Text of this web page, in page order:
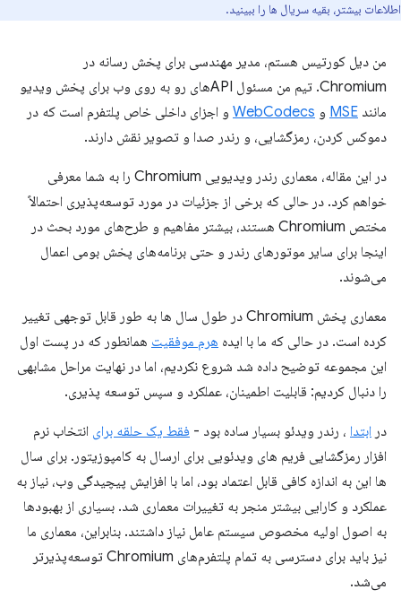
اطلاعات بیشتر، بقیه سریال ها را ببینید.
من دیل کورتیس هستم، مدیر مهندسی برای پخش رسانه در
Chromium. تیم من مسئول APIهای رو به روی وب برای پخش ویدیو
مانند MSE و WebCodecs و اجزای داخلی خاص پلتفرم است که در
دموکس کردن، رمزگشایی، و رندر صدا و تصویر نقش دارند.
در این مقاله، معماری رندر ویدیویی Chromium را به شما معرفی
خواهم کرد. در حالی که برخی از جزئیات در مورد توسعه‌پذیری احتمالاً
مختص Chromium هستند، بیشتر مفاهیم و طرح‌های مورد بحث در
اینجا برای سایر موتورهای رندر و حتی برنامه‌های پخش بومی اعمال
می‌شوند.
معماری پخش Chromium در طول سال ها به طور قابل توجهی تغییر
کرده است. در حالی که ما با ایده هرم موفقیت همانطور که در پست اول
این مجموعه توضیح داده شد شروع نکردیم، اما در نهایت مراحل مشابهی
را دنبال کردیم: قابلیت اطمینان، عملکرد و سپس توسعه پذیری.
در ابتدا ، رندر ویدئو بسیار ساده بود - فقط یک حلقه برای انتخاب نرم
افزار رمزگشایی فریم های ویدئویی برای ارسال به کامپوزیتور. برای سال
ها این به اندازه کافی قابل اعتماد بود، اما با افزایش پیچیدگی وب، نیاز به
عملکرد و کارایی بیشتر منجر به تغییرات معماری شد. بسیاری از بهبودها
به اصول اولیه مخصوص سیستم عامل نیاز داشتند. بنابراین، معماری ما
نیز باید برای دسترسی به تمام پلتفرم‌های Chromium توسعه‌پذیرتر
می‌شد.